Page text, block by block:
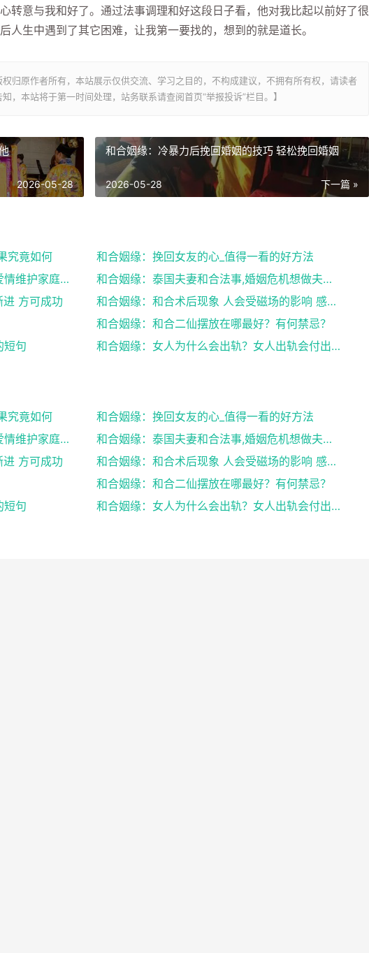
转意与我和好了。通过法事调理和好这段日子看，他对我比起以前好了很
人生中遇到了其它困难，让我第一要找的，想到的就是道长。
权归原作者所有，本站展示仅供交流、学习之目的，不构成建议，不拥有所有权，请读者
，本站将于第一时间处理，站务联系请查阅首页“举报投诉”栏目。】
2026-05-28
和合姻缘：冷暴力后挽回婚姻的技巧 轻松挽回婚姻
下一篇 »
2026-05-28
究竟如何
和合姻缘：挽回女友的心_值得一看的好方法
和合姻缘：道士送仙科仪帮你挽回爱情维护家庭完整
和合姻缘：泰国夫妻和合法事,婚姻危机想做夫妻和合法...
方可成功
和合姻缘：和合术后现象 人会受磁场的影响 感到头晕...
和合姻缘：和合二仙摆放在哪最好？有何禁忌？
短句
和合姻缘：女人为什么会出轨？女人出轨会付出感情吗？
究竟如何
和合姻缘：挽回女友的心_值得一看的好方法
和合姻缘：道士送仙科仪帮你挽回爱情维护家庭完整
和合姻缘：泰国夫妻和合法事,婚姻危机想做夫妻和合法...
方可成功
和合姻缘：和合术后现象 人会受磁场的影响 感到头晕...
和合姻缘：和合二仙摆放在哪最好？有何禁忌？
短句
和合姻缘：女人为什么会出轨？女人出轨会付出感情吗？